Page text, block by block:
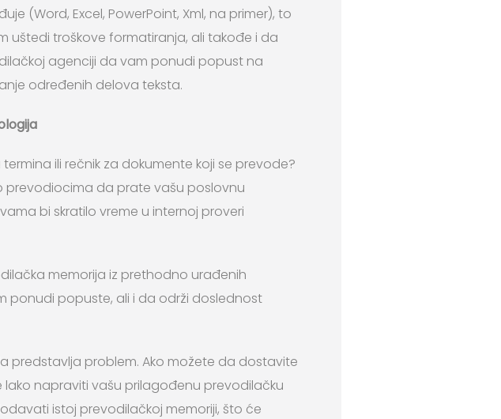
(Word, Excel, PowerPoint, Xml, na primer), to
uštedi troškove formatiranja, ali takođe i da
agenciji da vam ponudi popust na
određenih delova teksta.
ili rečnik za dokumente koji se prevode?
prevodiocima da prate vašu poslovnu
bi skratilo vreme u internoj proveri
memorija iz prethodno urađenih
popuste, ali i da održi doslednost
predstavlja problem. Ako možete da dostavite
napraviti vašu prilagođenu prevodilačku
istoj prevodilačkoj memoriji, što će